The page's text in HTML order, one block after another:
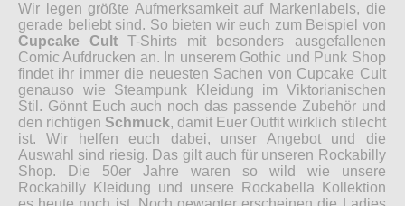
Wir legen größte Aufmerksamkeit auf Markenlabels, die
gerade beliebt sind. So bieten wir euch zum Beispiel von
Cupcake Cult T-Shirts mit besonders ausgefallenen
Comic Aufdrucken an. In unserem Gothic und Punk Shop
findet ihr immer die neuesten Sachen von Cupcake Cult
genauso wie Steampunk Kleidung im Viktorianischen
Stil. Gönnt Euch auch noch das passende Zubehör und
den richtigen Schmuck, damit Euer Outfit wirklich stilecht
ist. Wir helfen euch dabei, unser Angebot und die
Auswahl sind riesig. Das gilt auch für unseren Rockabilly
Shop. Die 50er Jahre waren so wild wie unsere
Rockabilly Kleidung und unsere Rockabella Kollektion